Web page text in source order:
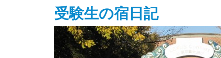
受験生の宿日記